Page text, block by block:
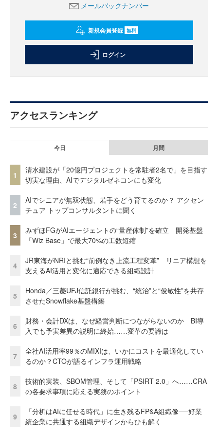
メールバックナンバー
新規会員登録 無料
ログイン
アクセスランキング
今日 月間
1
清水建設が「20億円プロジェクトを常駐者2名で」を目指す
切実な理由、AIでデジタルゼネコンにも変化
2
AIでシニアが無双状態、若手をどう育てるのか？ アクセン
チュア トップコンサルタントに聞く
3
みずほFGがAIエージェントの“量産体制”を確立 開発基盤
「Wiz Base」で最大70%の工数短縮
4
JR東海がNRIと挑む“前例なき上流工程変革” リニア構想を
支えるAI活用と変化に適応できる組織設計
5
Honda／三菱UFJ信託銀行が挑む、“統治”と“俊敏性”を共存
させたSnowflake基盤構築
6
財務・会計DXは、なぜ経営判断につながらないのか BI導
入でも予実差異の説明に終始……変革の要諦は
7
全社AI活用率99％のMIXIは、いかにコストを最適化してい
るのか？CTOが語るインフラ運用戦略
8
技術的実装、SBOM管理、そして「PSIRT 2.0」へ……CRA
の各要求事項に応える実務のポイント
9
「分析はAIに任せる時代」に生き残るFP&A組織像──好業
績企業に共通する組織デザインからひも解く